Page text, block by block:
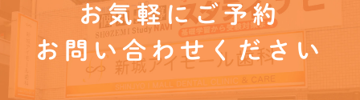
お気軽にご予約
お問い合わせください